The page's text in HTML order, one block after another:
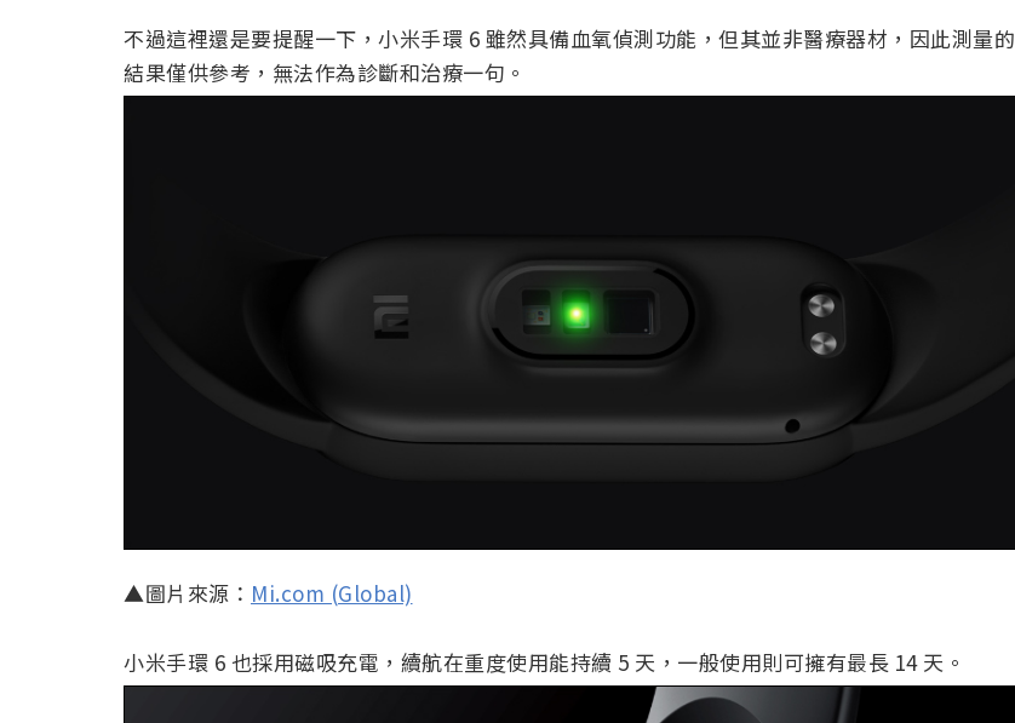
不過這裡還是要提醒一下，小米手環 6 雖然具備血氧偵測功能，但其並非醫療器材，因此測量的
結果僅供參考，無法作為診斷和治療一句。
▲圖片來源： Mi.com (Global)
小米手環 6 也採用磁吸充電，續航在重度使用能持續 5 天，一般使用則可擁有最長 14 天。